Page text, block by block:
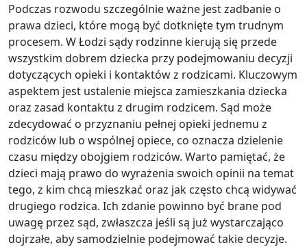
Podczas rozwodu szczególnie ważne jest zadbanie o
prawa dzieci, które mogą być dotknięte tym trudnym
procesem. W Łodzi sądy rodzinne kierują się przede
wszystkim dobrem dziecka przy podejmowaniu decyzji
dotyczących opieki i kontaktów z rodzicami. Kluczowym
aspektem jest ustalenie miejsca zamieszkania dziecka
oraz zasad kontaktu z drugim rodzicem. Sąd może
zdecydować o przyznaniu pełnej opieki jednemu z
rodziców lub o wspólnej opiece, co oznacza dzielenie
czasu między obojgiem rodziców. Warto pamiętać, że
dzieci mają prawo do wyrażenia swoich opinii na temat
tego, z kim chcą mieszkać oraz jak często chcą widywać
drugiego rodzica. Ich zdanie powinno być brane pod
uwagę przez sąd, zwłaszcza jeśli są już wystarczająco
dojrzałe, aby samodzielnie podejmować takie decyzje.